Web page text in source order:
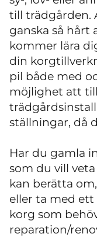
till trädgården.
ganska så hårt
kommer lära
din
pil både med
möjlighet att
ställningar, då
Har du gamla
som du vill
kan berätta
eller ta med ett
korg som
reparation/